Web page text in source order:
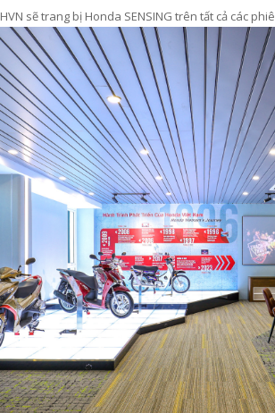
HVN sẽ trang bị Honda SENSING trên tất cả các